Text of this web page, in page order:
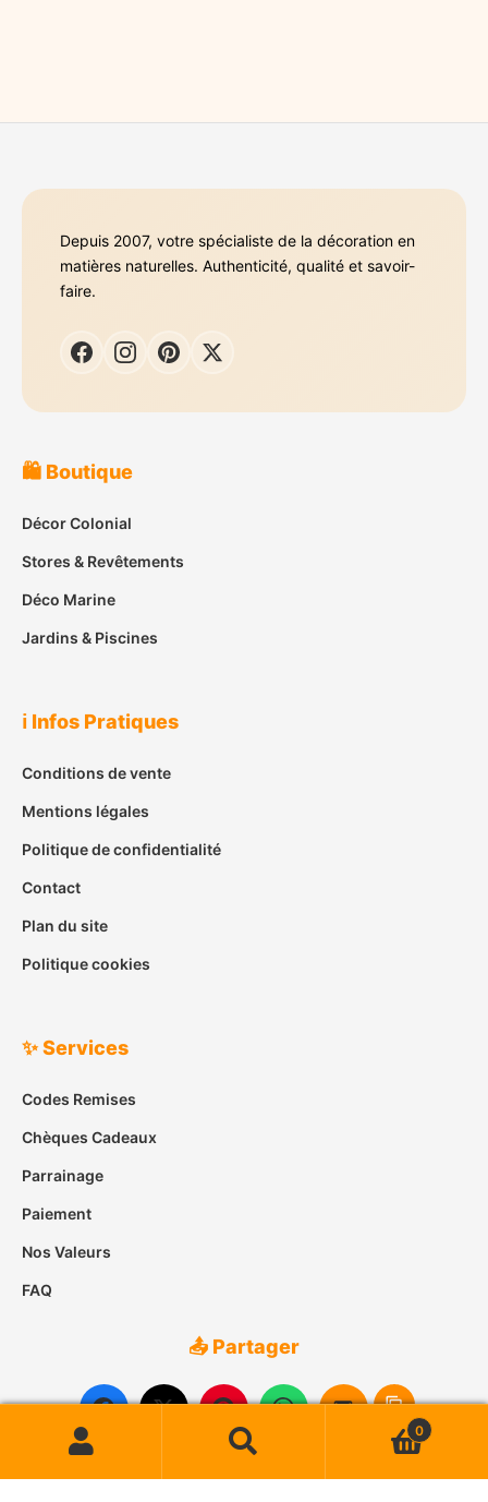
Depuis 2007, votre spécialiste de la décoration en
matières naturelles. Authenticité, qualité et savoir-
faire.
🛍️ Boutique
Décor Colonial
Stores & Revêtements
Déco Marine
Jardins & Piscines
ℹ️ Infos Pratiques
Conditions de vente
Mentions légales
Politique de confidentialité
Contact
Plan du site
Politique cookies
✨ Services
Codes Remises
Chèques Cadeaux
Parrainage
Paiement
Nos Valeurs
FAQ
📤 Partager
Recherche
pour :
Recherche
0